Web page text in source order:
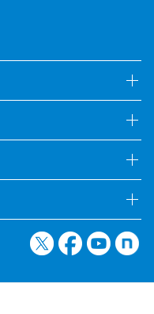
X（旧Twitter）
Facebook